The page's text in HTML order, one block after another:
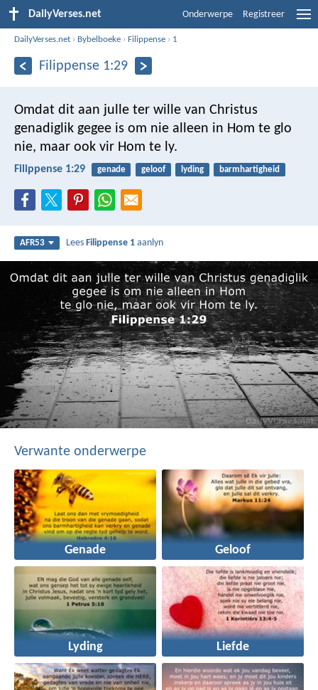
DailyVerses.net Onderwerpe Registreer
DailyVerses.net › Bybelboeke ›Filippense › 1
Filippense 1:29
Omdat dit aan julle ter wille van Christus
genadiglik gegee is om nie alleen in Hom te glo
nie, maar ook vir Hom te ly.
Filippense 1:29 genade geloof lyding barmhartigheid
AFR53 LeesFilippense 1 aanlyn
Verwante onderwerpe
Genade Geloof
Lyding Liefde